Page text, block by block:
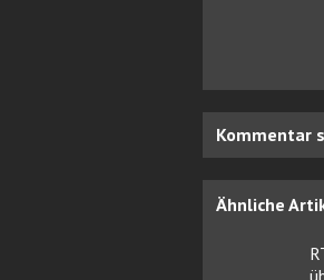
Kommentar
Ähnliche